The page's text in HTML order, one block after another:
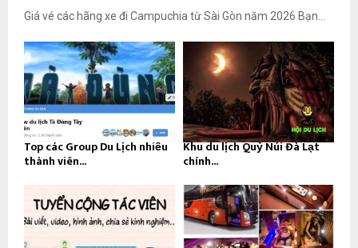
Giá vé các hãng xe đi Campuchia từ Sài Gòn năm 2026 Bạn...
Top các Group Du Lịch nhiều
thành viên...
Khu du lịch Quỷ Núi Đà Lạt
chính...